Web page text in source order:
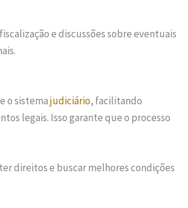
e discussões sobre eventuais
o sistemajudiciário, facilitando
legais. Isso garante que o processo
direitos e buscar melhores condições